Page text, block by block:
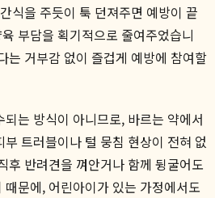
식을 주듯이 툭 던져주면 예방이 끝
부담을 획기적으로 줄여주었습니
는 거부감 없이 즐겁게 예방에 참여할
는 방식이 아니므로, 바르는 약에서
트러블이나 털 뭉침 현상이 전혀 없
후 반려견을 껴안거나 함께 뒹굴어도
문에, 어린아이가 있는 가정에서도